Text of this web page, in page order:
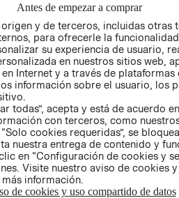
(INGLÉS)
COMERCIO - SIC
PETICIONES
QUEJAS Y
RECLAMOS
Antes de empezar a comprar
y de terceros, incluidas otras
para ofrecerle la
su experiencia de usuario,
en nuestros sitios web,
Internet y a través de plataformas
información sobre el usuario, los
todas”, acepta y está de acuerdo
con terceros, como
cookies requeridas”, se
nuestra entrega de contenido y
en “Configuración de cookies y
Visite nuestro aviso de cookies
información.
de cookies y uso compartido de datos